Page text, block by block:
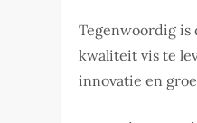
Tegenwoordig is
kwaliteit vis te
innovatie en